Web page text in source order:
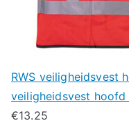
RWS veiligheidsvest
veiligheidsvest hoofd
€13.25